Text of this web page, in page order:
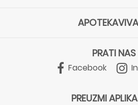
PRATI NAS
Facebook
PREUZMI